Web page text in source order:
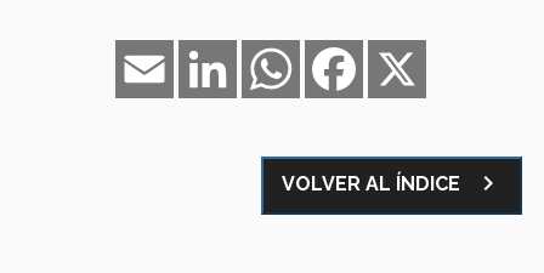
Facebook
WhatsApp
LinkedIn
Email
VOLVER AL ÍNDICE navigate_next